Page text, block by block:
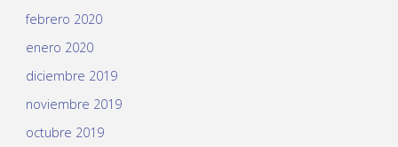
febrero 2020
enero 2020
diciembre 2019
noviembre 2019
octubre 2019